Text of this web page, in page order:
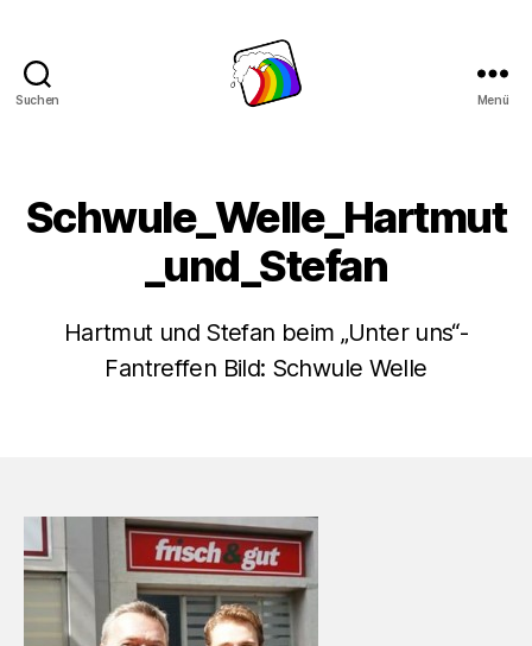
Suchen Menü
Schwule_Welle_Hartmut
_und_Stefan
Hartmut und Stefan beim „Unter uns“-
Fantreffen Bild: Schwule Welle